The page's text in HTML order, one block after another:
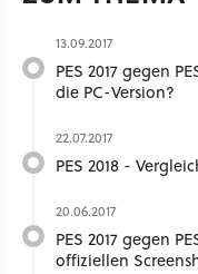
13.09.2017
PES 2017 gegen
die PC-Version?
22.07.2017
PES 2018 -
20.06.2017
PES 2017 gegen
offiziellen